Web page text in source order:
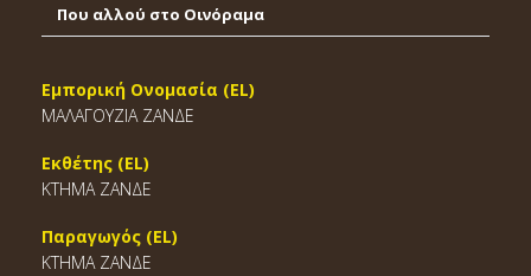
Που αλλού στο Οινόραμα
Εμπορική Ονομασία (EL)
ΜΑΛΑΓΟΥΖΙΑ ΖΑΝΔΕ
Εκθέτης (EL)
ΚΤΗΜΑ ΖΑΝΔΕ
Παραγωγός (EL)
ΚΤΗΜΑ ΖΑΝΔΕ